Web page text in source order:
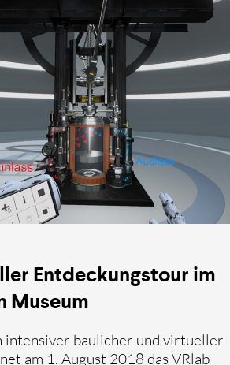
Entdeckungstour im
Museum
intensiver baulicher und virtueller
am 1. August 2018 das VRlab